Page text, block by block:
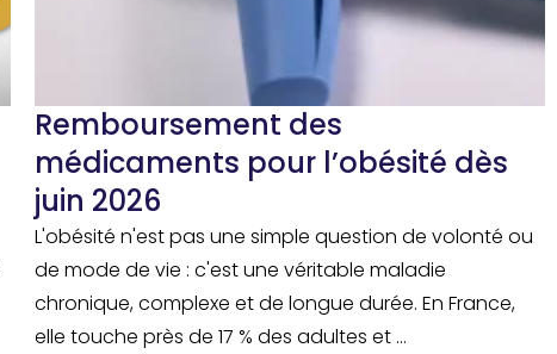
Remboursement des
médicaments pour l’obésité dès
juin 2026
L'obésité n'est pas une simple question de volonté ou
de mode de vie : c'est une véritable maladie
chronique, complexe et de longue durée. En France,
elle touche près de 17 % des adultes et ...